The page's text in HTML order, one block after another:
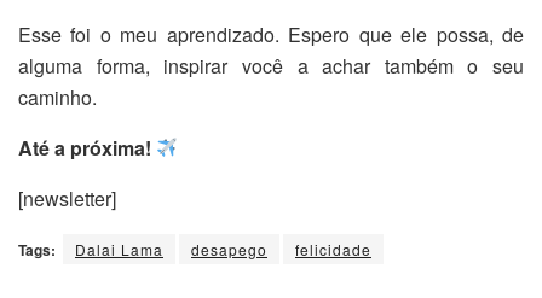
Esse foi o meu aprendizado. Espero que ele possa, de
alguma forma, inspirar você a achar também o seu
caminho.
Até a próxima!
[newsletter]
Tags: Dalai Lama desapego felicidade